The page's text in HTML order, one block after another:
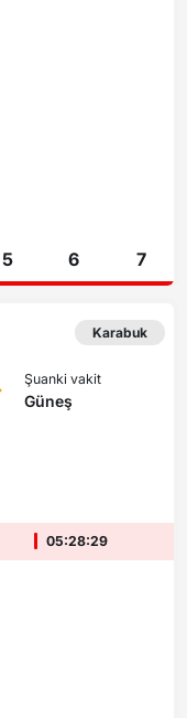
5 6 7
Karabuk
Şuanki vakit
Güneş
05:28:29